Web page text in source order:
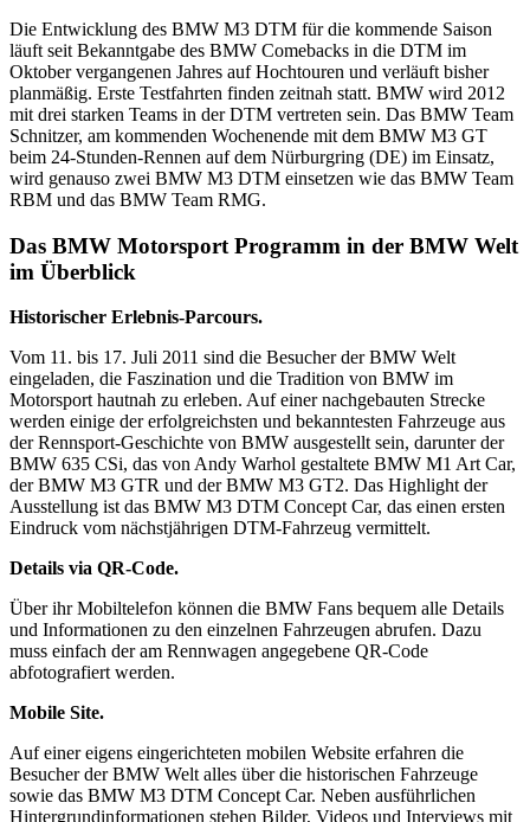
Die Entwicklung des BMW M3 DTM für die kommende Saison
läuft seit Bekanntgabe des BMW Comebacks in die DTM im
Oktober vergangenen Jahres auf Hochtouren und verläuft bisher
planmäßig. Erste Testfahrten finden zeitnah statt. BMW wird 2012
mit drei starken Teams in der DTM vertreten sein. Das BMW Team
Schnitzer, am kommenden Wochenende mit dem BMW M3 GT
beim 24-Stunden-Rennen auf dem Nürburgring (DE) im Einsatz,
wird genauso zwei BMW M3 DTM einsetzen wie das BMW Team
RBM und das BMW Team RMG.
Das BMW Motorsport Programm in der BMW Welt
im Überblick
Historischer Erlebnis-Parcours.
Vom 11. bis 17. Juli 2011 sind die Besucher der BMW Welt
eingeladen, die Faszination und die Tradition von BMW im
Motorsport hautnah zu erleben. Auf einer nachgebauten Strecke
werden einige der erfolgreichsten und bekanntesten Fahrzeuge aus
der Rennsport-Geschichte von BMW ausgestellt sein, darunter der
BMW 635 CSi, das von Andy Warhol gestaltete BMW M1 Art Car,
der BMW M3 GTR und der BMW M3 GT2. Das Highlight der
Ausstellung ist das BMW M3 DTM Concept Car, das einen ersten
Eindruck vom nächstjährigen DTM-Fahrzeug vermittelt.
Details via QR-Code.
Über ihr Mobiltelefon können die BMW Fans bequem alle Details
und Informationen zu den einzelnen Fahrzeugen abrufen. Dazu
muss einfach der am Rennwagen angegebene QR-Code
abfotografiert werden.
Mobile Site.
Auf einer eigens eingerichteten mobilen Website erfahren die
Besucher der BMW Welt alles über die historischen Fahrzeuge
sowie das BMW M3 DTM Concept Car. Neben ausführlichen
Hintergrundinformationen stehen Bilder, Videos und Interviews mit